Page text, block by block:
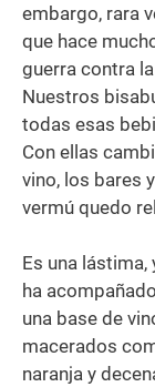
embargo, rara
que hace
guerra contra
Nuestros
todas esas
Con ellas
vino, los bares
vermú quedo
Es una lástima,
ha
una base de
macerados
naranja y